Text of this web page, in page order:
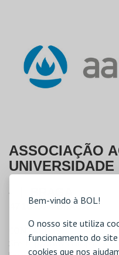
Bem-vindo à BOL!
O nosso site utiliza
funcionamento do
cookies que nos
PRODUTOS
ASSOCIAÇÃO
UNIVERSIDADE
-
4710-374 BRAGA
CONTACTOS
Site:
http://www.aaum.pt/